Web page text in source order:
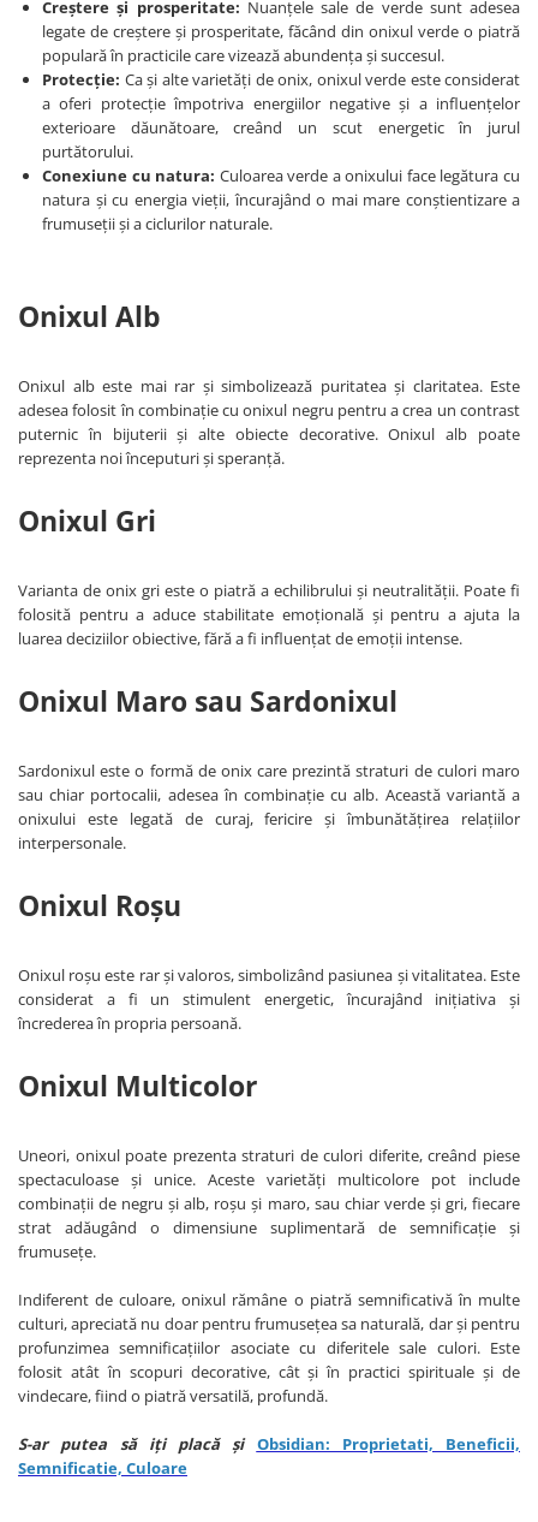
Creștere și prosperitate: Nuanțele sale de verde sunt adesea
legate de creștere și prosperitate, făcând din onixul verde o piatră
populară în practicile care vizează abundența și succesul.
Protecție: Ca și alte varietăți de onix, onixul verde este considerat
a oferi protecție împotriva energiilor negative și a influențelor
exterioare dăunătoare, creând un scut energetic în jurul
purtătorului.
Conexiune cu natura: Culoarea verde a onixului face legătura cu
natura și cu energia vieții, încurajând o mai mare conștientizare a
frumuseții și a ciclurilor naturale.
Onixul Alb
Onixul alb este mai rar și simbolizează puritatea și claritatea. Este
adesea folosit în combinație cu onixul negru pentru a crea un contrast
puternic în bijuterii și alte obiecte decorative. Onixul alb poate
reprezenta noi începuturi și speranță.
Onixul Gri
Varianta de onix gri este o piatră a echilibrului și neutralității. Poate fi
folosită pentru a aduce stabilitate emoțională și pentru a ajuta la
luarea deciziilor obiective, fără a fi influențat de emoții intense.
Onixul Maro sau Sardonixul
Sardonixul este o formă de onix care prezintă straturi de culori maro
sau chiar portocalii, adesea în combinație cu alb. Această variantă a
onixului este legată de curaj, fericire și îmbunătățirea relațiilor
interpersonale.
Onixul Roșu
Onixul roșu este rar și valoros, simbolizând pasiunea și vitalitatea. Este
considerat a fi un stimulent energetic, încurajând inițiativa și
încrederea în propria persoană.
Onixul Multicolor
Uneori, onixul poate prezenta straturi de culori diferite, creând piese
spectaculoase și unice. Aceste varietăți multicolore pot include
combinații de negru și alb, roșu și maro, sau chiar verde și gri, fiecare
strat adăugând o dimensiune suplimentară de semnificație și
frumusețe.
Indiferent de culoare, onixul rămâne o piatră semnificativă în multe
culturi, apreciată nu doar pentru frumusețea sa naturală, dar și pentru
profunzimea semnificațiilor asociate cu diferitele sale culori. Este
folosit atât în scopuri decorative, cât și în practici spirituale și de
vindecare, fiind o piatră versatilă, profundă.
S-ar putea să iți placă și Obsidian: Proprietati, Beneficii,
Semnificatie, Culoare